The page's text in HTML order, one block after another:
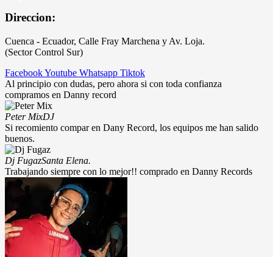
Direccion:
Cuenca - Ecuador, Calle Fray Marchena y Av. Loja.
(Sector Control Sur)
FacebookYoutube Whatsapp Tiktok
Al principio con dudas, pero ahora si con toda confianza
compramos en Danny record
Peter MixDJ
Si recomiento compar en Dany Record, los equipos me han salido
buenos.
Dj FugazSanta Elena.
Trabajando siempre con lo mejor!! comprado en Danny Records